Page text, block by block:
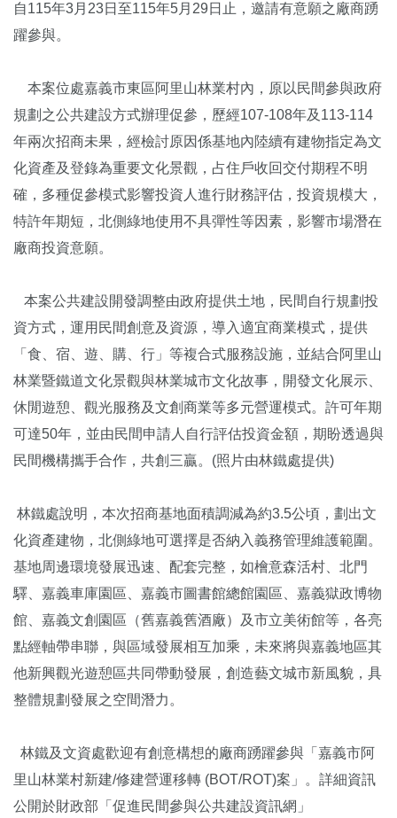
自115年3月23日至115年5月29日止，邀請有意願之廠商踴
躍參與。
本案位處嘉義市東區阿里山林業村內，原以民間參與政府
規劃之公共建設方式辦理促參，歷經107-108年及113-114
年兩次招商未果，經檢討原因係基地內陸續有建物指定為文
化資產及登錄為重要文化景觀，占住戶收回交付期程不明
確，多種促參模式影響投資人進行財務評估，投資規模大，
特許年期短，北側綠地使用不具彈性等因素，影響市場潛在
廠商投資意願。
本案公共建設開發調整由政府提供土地，民間自行規劃投
資方式，運用民間創意及資源，導入適宜商業模式，提供
「食、宿、遊、購、行」等複合式服務設施，並結合阿里山
林業暨鐵道文化景觀與林業城市文化故事，開發文化展示、
休閒遊憩、觀光服務及文創商業等多元營運模式。許可年期
可達50年，並由民間申請人自行評估投資金額，期盼透過與
民間機構攜手合作，共創三贏。(照片由林鐵處提供)
林鐵處說明，本次招商基地面積調減為約3.5公頃，劃出文
化資產建物，北側綠地可選擇是否納入義務管理維護範圍。
基地周邊環境發展迅速、配套完整，如檜意森活村、北門
驛、嘉義車庫園區、嘉義市圖書館總館園區、嘉義獄政博物
館、嘉義文創園區（舊嘉義舊酒廠）及市立美術館等，各亮
點經軸帶串聯，與區域發展相互加乘，未來將與嘉義地區其
他新興觀光遊憩區共同帶動發展，創造藝文城市新風貌，具
整體規劃發展之空間潛力。
林鐵及文資處歡迎有創意構想的廠商踴躍參與「嘉義市阿
里山林業村新建/修建營運移轉 (BOT/ROT)案」。詳細資訊
公開於財政部「促進民間參與公共建設資訊網」